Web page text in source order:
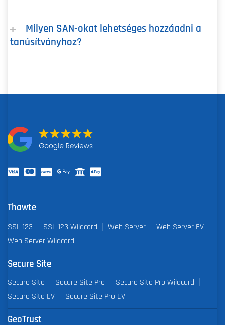
Milyen SAN-okat lehetséges hozzáadni a
tanúsítványhoz?
Thawte
SSL 123 SSL 123 Wildcard Web Server
Web Server EV
Web Server Wildcard
Secure Site
Secure Site Secure Site Pro
Secure Site Pro Wildcard
Secure Site EV
Secure Site Pro EV
GeoTrust